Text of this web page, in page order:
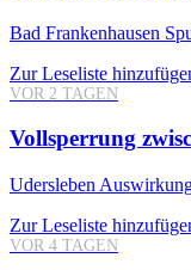
Bad Frankenhausen
Zur Leseliste
VOR 2 TAGEN
Vollsperrung
Udersleben
Zur Leseliste
VOR 4 TAGEN